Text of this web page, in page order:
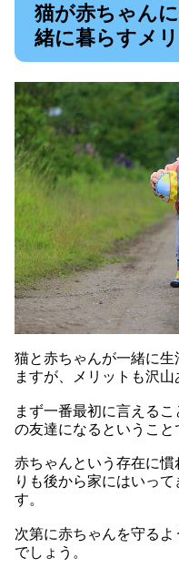
猫が赤ちゃん
緒に暮らすメ
猫と赤ちゃんが一緒に
ますが、メリットも沢山
まず一番最初に言える
の友達になるということ
赤ちゃんという存在に
りも後から家にはいっ
す。
次第に赤ちゃんを守る
でしょう。